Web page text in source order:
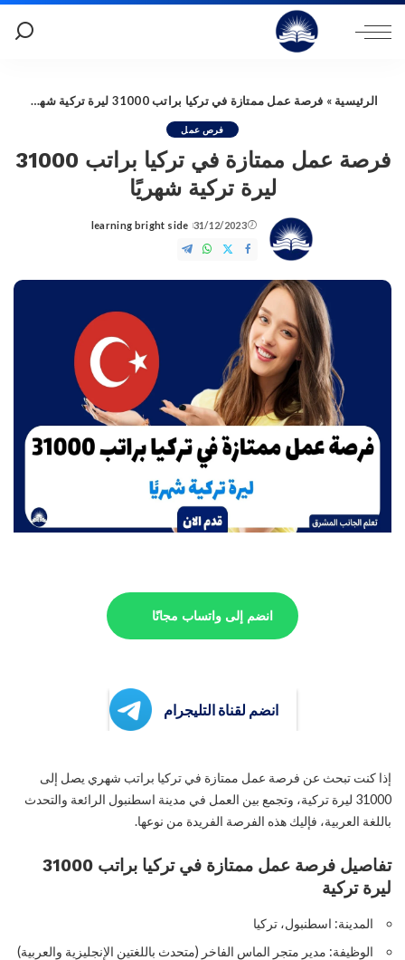
الرئيسية » فرصة عمل ممتازة في تركيا براتب 31000 ليرة تركية شهريًا
فرص عمل
فرصة عمل ممتازة في تركيا براتب 31000
ليرة تركية شهريًا
31/12/2023
Posted
by
learning bright side
انضم إلى واتساب مجانًا
انضم لقناة التليجرام
إذا كنت تبحث عن فرصة عمل ممتازة في تركيا براتب شهري يصل إلى
31000 ليرة تركية، وتجمع بين العمل في مدينة اسطنبول الرائعة والتحدث
باللغة العربية، فإليك هذه الفرصة الفريدة من نوعها.
تفاصيل فرصة عمل ممتازة في تركيا براتب 31000
ليرة تركية
المدينة: اسطنبول، تركيا
الوظيفة: مدير متجر الماس الفاخر (متحدث باللغتين الإنجليزية والعربية)